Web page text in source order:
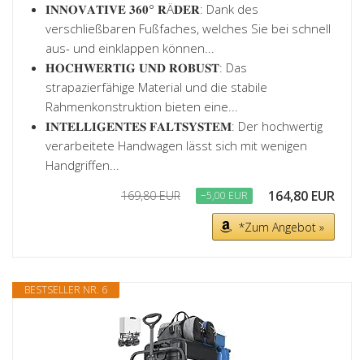
𝐈𝐍𝐍𝐎𝐕𝐀𝐓𝐈𝐕𝐄 𝟑𝟔𝟎° 𝐑Ä𝐃𝐄𝐑: Dank des
verschließbaren Fußfaches, welches Sie bei schnell
aus- und einklappen können...
𝐇𝐎𝐂𝐇𝐖𝐄𝐑𝐓𝐈𝐆 𝐔𝐍𝐃 𝐑𝐎𝐁𝐔𝐒𝐓: Das
strapazierfähige Material und die stabile
Rahmenkonstruktion bieten eine...
𝐈𝐍𝐓𝐄𝐋𝐋𝐈𝐆𝐄𝐍𝐓𝐄𝐒 𝐅𝐀𝐋𝐓𝐒𝐘𝐒𝐓𝐄𝐌: Der hochwertig
verarbeitete Handwagen lässt sich mit wenigen
Handgriffen...
169,80 EUR −5,00 EUR 164,80 EUR
*Zum Angebot »
BESTSELLER NR. 6